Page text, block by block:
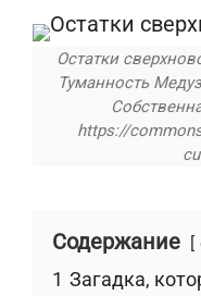
Остатки
Туманность
https://
Содержание
1 Загадка,